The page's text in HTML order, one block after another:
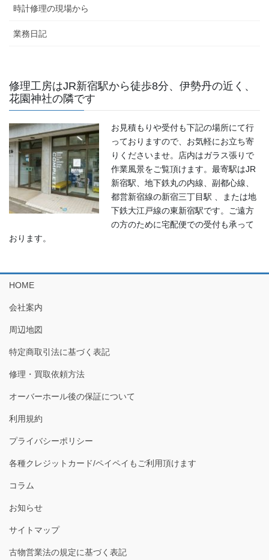
時計修理の現場から
業務日記
修理工房はJR新宿駅から徒歩8分、伊勢丹の近く、
花園神社の隣です
お見積もりや受付も下記の場所にて行
っておりますので、お気軽にお立ち寄
りくださいませ。店内はガラス張りで
作業風景をご覧頂けます。最寄駅はJR
新宿駅、地下鉄丸の内線、副都心線、
都営新宿線の新宿三丁目駅 、または地
下鉄大江戸線の東新宿駅です。ご遠方
の方のために宅配便での受付も承って
おります。
HOME
会社案内
周辺地図
特定商取引法に基づく表記
修理・買取依頼方法
オーバーホール後の保証について
利用規約
プライバシーポリシー
各種クレジットカード/ペイペイもご利用頂けます
コラム
お知らせ
サイトマップ
古物営業法の規定に基づく表記